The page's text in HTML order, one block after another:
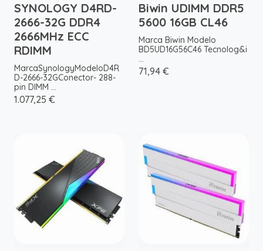
SYNOLOGY D4RD-
2666-32G DDR4
2666MHz ECC
RDIMM
MarcaSynologyModeloD4R
D-2666-32GConector- 288-
pin DIMM ...
1.077,25 €
Biwin UDIMM DDR5
5600 16GB CL46
Marca Biwin Modelo
BD5UD16G56C46 Tecnolog&i
...
71,94 €